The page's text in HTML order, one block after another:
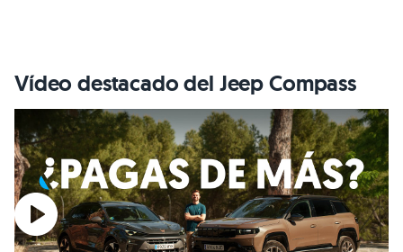
Vídeo destacado del Jeep Compass